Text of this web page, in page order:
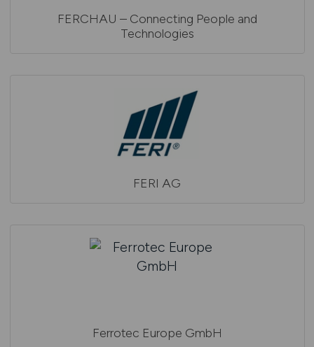
FERCHAU – Connecting People and
Technologies
FERI AG
Ferrotec Europe GmbH